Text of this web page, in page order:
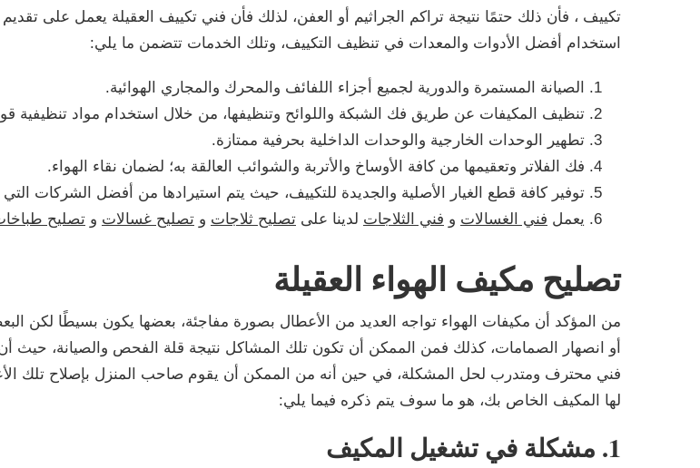
تكييف ، فأن ذلك حتمًا نتيجة تراكم الجراثيم أو العفن، لذلك فأن فني تكييف العقيلة يعمل على
استخدام أفضل الأدوات والمعدات في تنظيف التكييف، وتلك الخدمات تتضمن ما يلي:
الصيانة المستمرة والدورية لجميع أجزاء اللفائف والمحرك والمجاري الهوائية.
تنظيف المكيفات عن طريق فك الشبكة واللوائح وتنظيفها، من خلال استخدام مواد
تطهير الوحدات الخارجية والوحدات الداخلية بحرفية ممتازة.
فك الفلاتر وتعقيمها من كافة الأوساخ والأتربة والشوائب العالقة به؛ لضمان نقاء الهواء.
توفير كافة قطع الغيار الأصلية والجديدة للتكييف، حيث يتم استيرادها من أفضل الشركات التي
يعمل فني الغسالات و فني الثلاجات لدينا على تصليح ثلاجات و تصليح غسالات و تصليح
تصليح مكيف الهواء العقيلة
من المؤكد أن مكيفات الهواء تواجه العديد من الأعطال بصورة مفاجئة، بعضها يكون بسيطًا لكن
أو انصهار الصمامات، كذلك فمن الممكن أن تكون تلك المشاكل نتيجة قلة الفحص والصيانة، حيث
فني محترف ومتدرب لحل المشكلة، في حين أنه من الممكن أن يقوم صاحب المنزل بإصلاح تلك
لها المكيف الخاص بك، هو ما سوف يتم ذكره فيما يلي:
1. مشكلة في تشغيل المكيف